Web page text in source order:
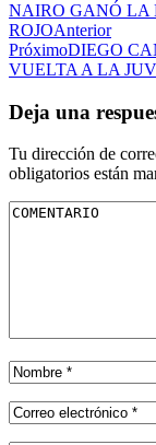
NAIRO GANÓ LA
ROJOAnterior
PróximoDIEGO
VUELTA A LA
Deja una
Tu dirección de
obligatorios están